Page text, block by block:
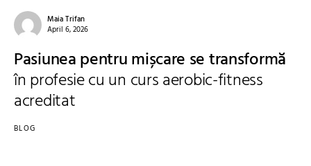
Maia Trifan
April 6, 2026
Pasiunea pentru mișcare se transformă
în profesie cu un curs aerobic-fitness
acreditat
BLOG